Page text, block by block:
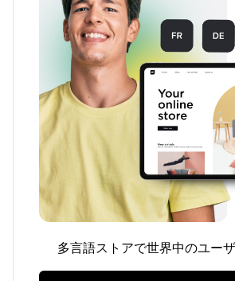
多言語ストアで世界中のユー